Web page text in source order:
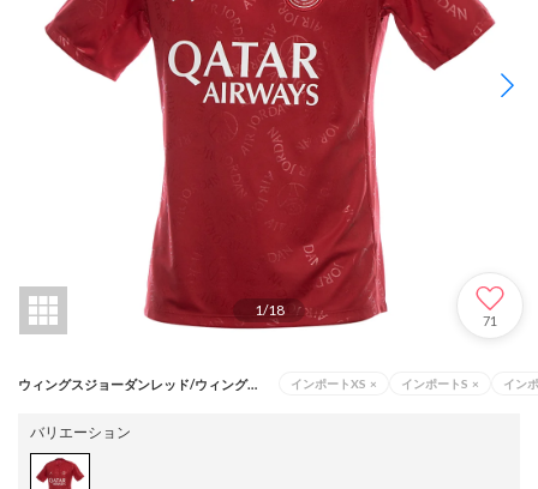
1/18
71
ウィングスジョーダンレッド/ウィングスジョーダンレッド/(ファントム)（659） インポートXS × インポートS × イン
バリエーション